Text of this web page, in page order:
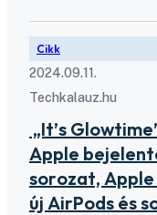
Cikk
2024.09.11.
Techkalauz.hu
„It’s
Apple
sorozat, Apple
új AirPods és